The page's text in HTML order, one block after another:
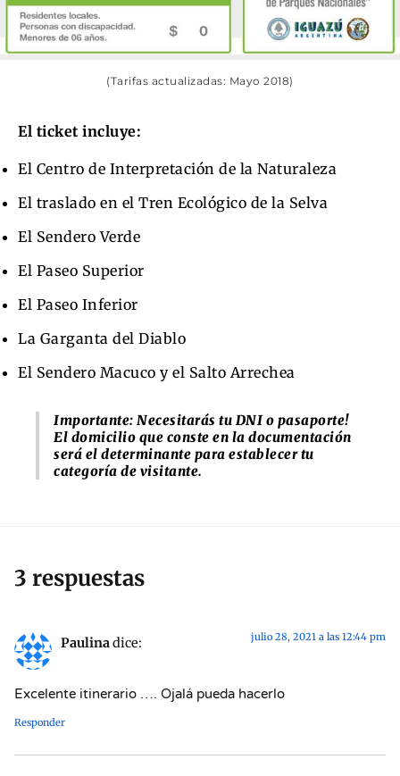
(Tarifas actualizadas: Mayo 2018)
El ticket incluye:
El Centro de Interpretación de la Naturaleza
El traslado en el Tren Ecológico de la Selva
El Sendero Verde
El Paseo Superior
El Paseo Inferior
La Garganta del Diablo
El Sendero Macuco y el Salto Arrechea
Importante: Necesitarás tu DNI o pasaporte!
El domicilio que conste en la documentación
será el determinante para establecer tu
categoría de visitante.
3 respuestas
Paulinadice: julio 28, 2021 a las 12:44 pm
Excelente itinerario …. Ojalá pueda hacerlo
Responder